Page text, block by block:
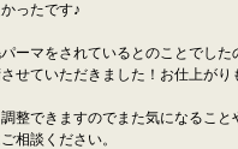
ったです♪
ーマをされているとのことでした
せていただきました！お仕上がり
整できますのでまた気になること
相談ください。